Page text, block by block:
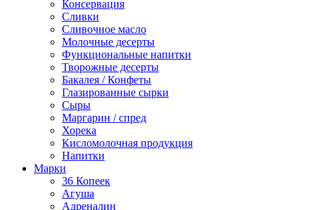
Консервация
Сливки
Сливочное масло
Молочные десерты
Функциональные напитки
Творожные десерты
Бакалея / Конфеты
Глазированные сырки
Сыры
Маргарин / спред
Хорека
Кисломолочная продукция
Напитки
Марки
36 Копеек
Агуша
Адреналин